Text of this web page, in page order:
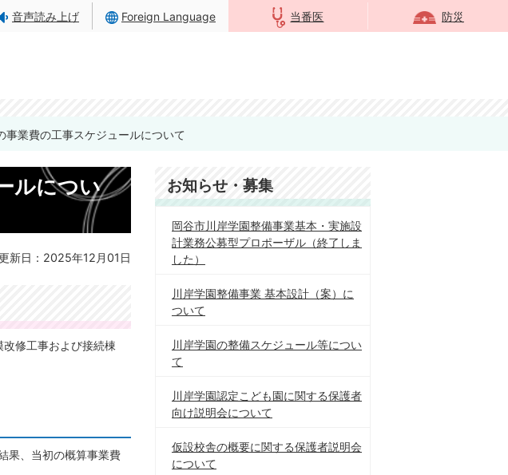
音声読み上げ Foreign Language 当番医 防災
事業費の工事スケジュールについて
ルについ
新日：2025年12月01日
修工事および接続棟
果、当初の概算事業費
お知らせ・募集
岡谷市川岸学園整備事業基本・実施設
計業務公募型プロポーザル（終了しま
した）
川岸学園整備事業 基本設計（案）に
ついて
川岸学園の整備スケジュール等につい
て
川岸学園認定こども園に関する保護者
向け説明会について
仮設校舎の概要に関する保護者説明会
について